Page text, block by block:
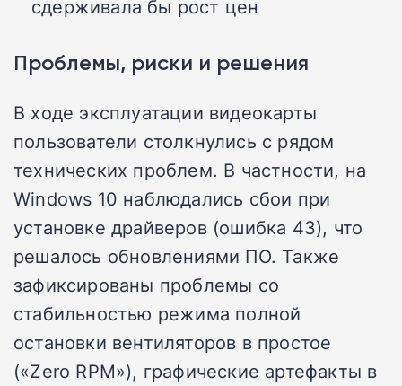
сдерживала бы рост цен
Проблемы, риски и решения
В ходе эксплуатации видеокарты
пользователи столкнулись с рядом
технических проблем. В частности, на
Windows 10 наблюдались сбои при
установке драйверов (ошибка 43), что
решалось обновлениями ПО. Также
зафиксированы проблемы со
стабильностью режима полной
остановки вентиляторов в простое
(«Zero RPM»), графические артефакты в